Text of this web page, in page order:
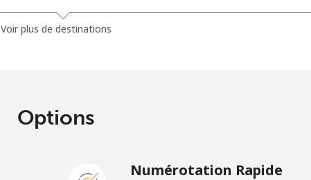
14 min pour ⁦$5⁩
Voir plus de destinations
Options
Numérotation Rapide